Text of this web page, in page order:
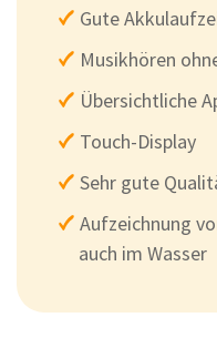
Gute
Musikhören
Übersichtliche
Touch-Display
Sehr gute
Aufzeichnung
auch im Wasser